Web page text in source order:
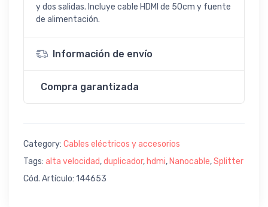
y dos salidas. Incluye cable HDMI de 50cm y fuente
de alimentación.
Información de envío
Compra garantizada
Category: Cables eléctricos y accesorios
Tags: alta velocidad,duplicador, hdmi, Nanocable,Splitter
Cód. Artículo: 144653